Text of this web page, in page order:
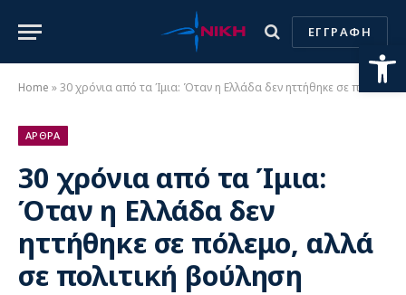
ΕΓΓΡΑΦΗ
Home »30 χρόνια από τα Ίμια: Όταν η Ελλάδα δεν ηττήθηκε σε πόλεμο, αλλά σε πολιτική βούληση
ΑΡΘΡΑ
30 χρόνια από τα Ίμια:
Όταν η Ελλάδα δεν
ηττήθηκε σε πόλεμο, αλλά
σε πολιτική βούληση